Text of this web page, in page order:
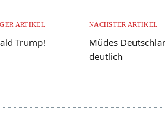
ARTIKEL
Trump!
NÄCHSTER ARTIKEL
Müdes
deutlich